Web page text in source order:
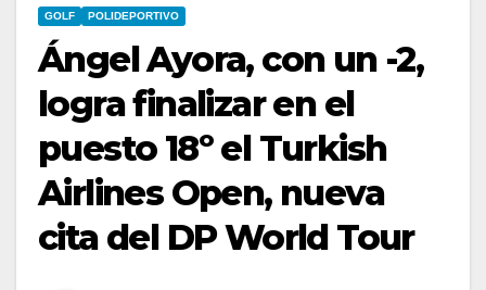
GOLF POLIDEPORTIVO
Ángel Ayora, con un -2,
logra finalizar en el
puesto 18º el Turkish
Airlines Open, nueva
cita del DP World Tour